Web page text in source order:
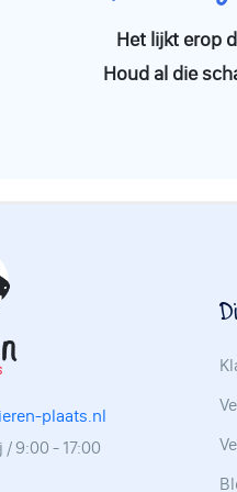
Het lijkt erop
Houd al die
plaats.nl
/ 9:00 - 17:00